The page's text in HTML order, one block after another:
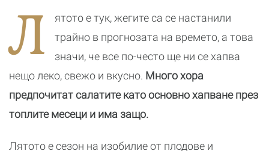
Л
ятото е тук, жегите са се настанили
трайно в прогнозата на времето, а това
значи, че все по-често ще ни се хапва
нещо леко, свежо и вкусно. Много хора
предпочитат салатите като основно хапване през
топлите месеци и има защо.
Лятото е сезон на изобилие от плодове и